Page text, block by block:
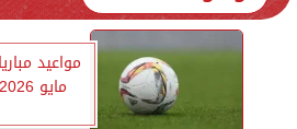
مايو 2026 والقنوات الناقلة